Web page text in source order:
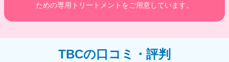
ための専用トリートメントをご用意しています。
TBCの口コミ・評判